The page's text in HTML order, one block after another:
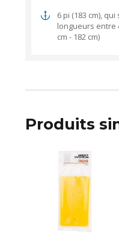
6 pi (183 cm),
longueurs entre
cm - 182 cm)
Produits